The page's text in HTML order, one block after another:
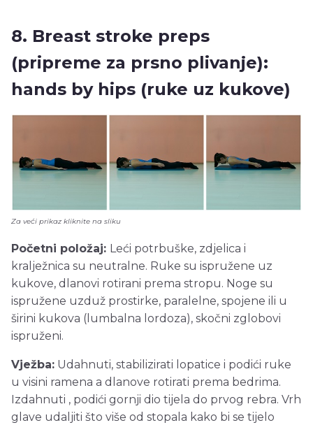
8. Breast stroke preps
(pripreme za prsno plivanje):
hands by hips (ruke uz kukove)
Za veći prikaz kliknite na sliku
Početni položaj: Leći potrbuške, zdjelica i
kralježnica su neutralne. Ruke su ispružene uz
kukove, dlanovi rotirani prema stropu. Noge su
ispružene uzduž prostirke, paralelne, spojene ili u
širini kukova (lumbalna lordoza), skočni zglobovi
ispruženi.
Vježba: Udahnuti, stabilizirati lopatice i podići ruke
u visini ramena a dlanove rotirati prema bedrima.
Izdahnuti , podići gornji dio tijela do prvog rebra. Vrh
glave udaljiti što više od stopala kako bi se tijelo